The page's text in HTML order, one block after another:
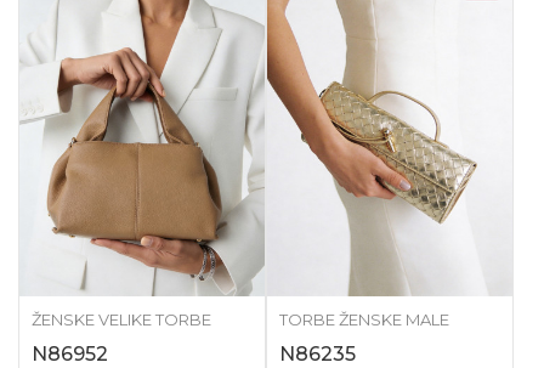
ŽENSKE VELIKE TORBE
N86952
TORBE ŽENSKE MALE
N86235